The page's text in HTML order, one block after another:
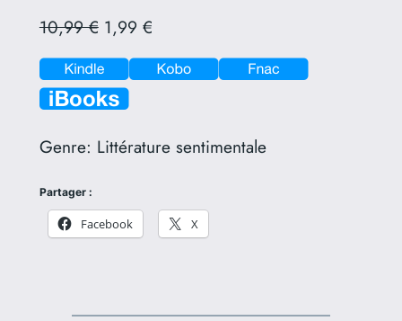
10,99 €1,99 €
Genre: Littérature sentimentale
Partager :
Facebook X